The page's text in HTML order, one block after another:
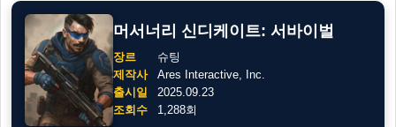
머서너리 신디케이트: 서바이벌
장르
슈팅
제작사
Ares Interactive, Inc.
출시일
2025.09.23
조회수
1,288회